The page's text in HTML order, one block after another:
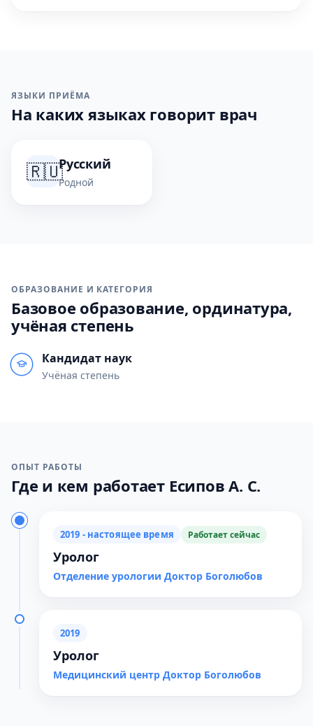
ЯЗЫКИ ПРИЁМА
На каких языках говорит врач
🇷🇺Русский
Родной
ОБРАЗОВАНИЕ И КАТЕГОРИЯ
Базовое образование, ординатура,
учёная степень
Кандидат наук
Учёная степень
ОПЫТ РАБОТЫ
Где и кем работает Есипов А. С.
2019 - настоящее время Работает сейчас
Уролог
Отделение урологии Доктор Боголюбов
2019
Уролог
Медицинский центр Доктор Боголюбов